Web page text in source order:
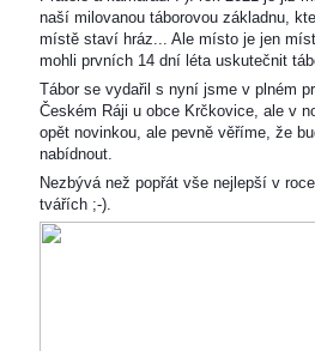
naší milovanou táborovou základnu,
místě staví hráz... Ale místo je jen
mohli prvních 14 dní léta uskutečnit
Tábor se vydařil s nyní jsme v plném
Českém Ráji u obce Krčkovice, ale v
opět novinkou, ale pevně věříme, že
nabídnout.
Nezbývá než popřát vše nejlepší v
tvářích ;-).